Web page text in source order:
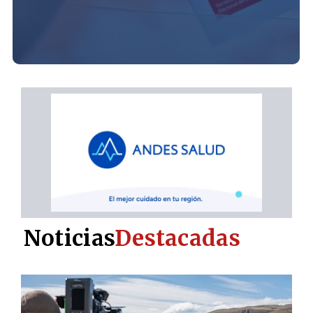
NoticiasDestacadas